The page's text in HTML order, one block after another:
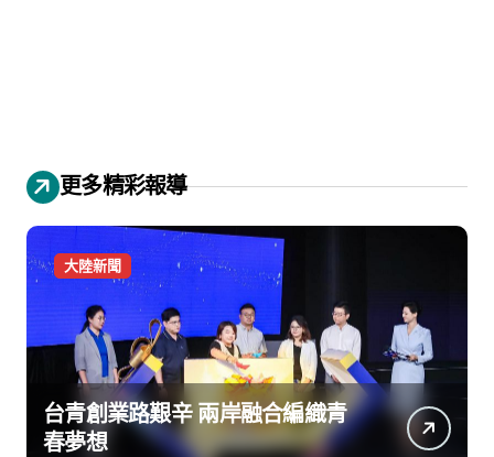
更多精彩報導
大陸新聞
台青創業路艱辛 兩岸融合編織青
春夢想